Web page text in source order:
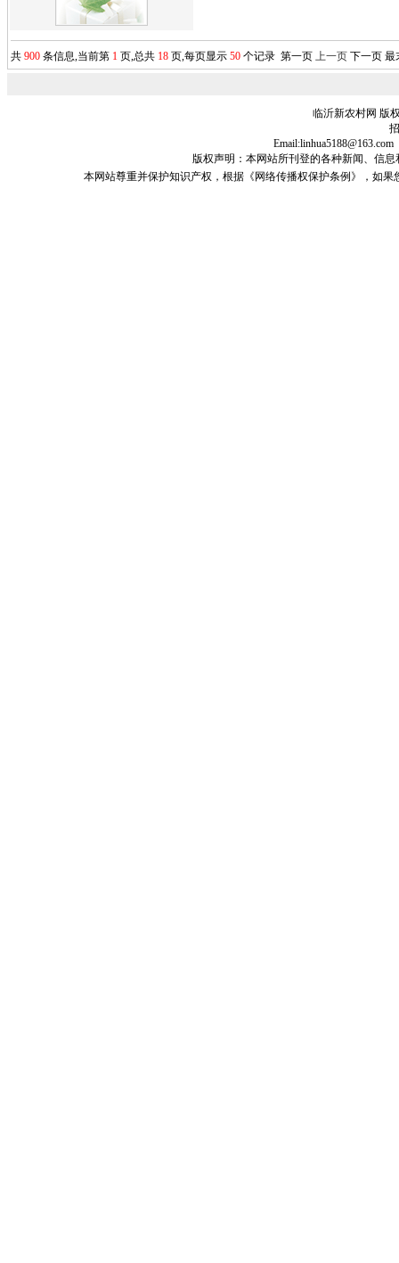
共 900 条信息,当前第 1 页,总共 18 页,每页显示 50 个记录 第一页 上一页 下一页 最
临沂新农村网 版
版权声明：本网站所刊登的各种新闻、信息
本网站尊重并保护知识产权，根据《网络传播权保护条例》，如